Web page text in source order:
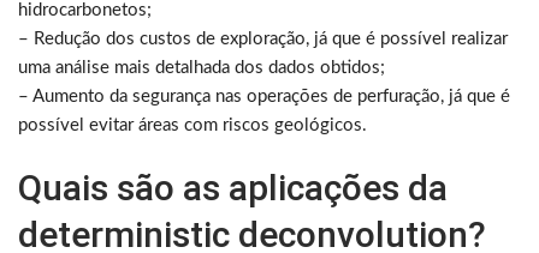
hidrocarbonetos;
– Redução dos custos de exploração, já que é possível realizar
uma análise mais detalhada dos dados obtidos;
– Aumento da segurança nas operações de perfuração, já que é
possível evitar áreas com riscos geológicos.
Quais são as aplicações da
deterministic deconvolution?